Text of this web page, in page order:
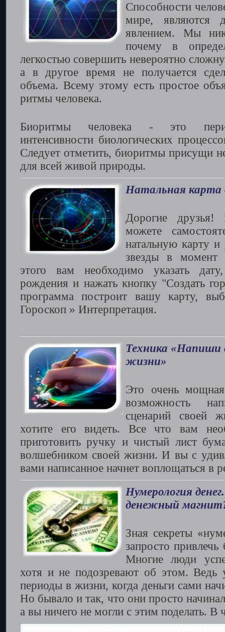
Способности
мире, являются
явлением. Мы
почему в
легкостью совершить невероятно
а в другое время не получается
объема. Всему этому есть простое
ритмы человека.
Биоритмы человека - это
интенсивности биологических
Следует отметить, биоритмы присущи
для всей живой природы.
Натальная карта
Дорогие
можете
натальную карту и
звезды в момент
этого вам необходимо указать
рождения и нажать кнопку "Создать
программа построит вашу карту,
Гороскоп » Интерпретация.
Техника «Напиши
жизни»
Это очень
возможность
сценарий своей
хотите его видеть. Все что вам
приготовить ручку и чистый лист
волшебником своей жизни. И вы с
вами написанное начнет воплощаться в
Нумерология
денежный
Зная секреты
запросто
Многие люди
хотя и не подозревают об этом. Ведь
периоды в жизни, когда деньги сами
Но бывало и так, что они просто
а вы ничего не могли с этим поделать. В